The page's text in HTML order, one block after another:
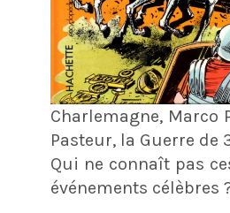
Charlemagne, Marco
Pasteur, la Guerre de
Qui ne connaît pas
événements célèbres